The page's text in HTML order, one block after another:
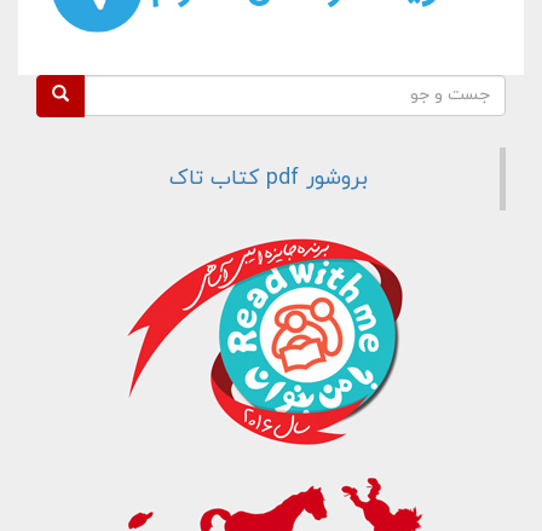
فرم جستجو
بروشور pdf کتاب تاک